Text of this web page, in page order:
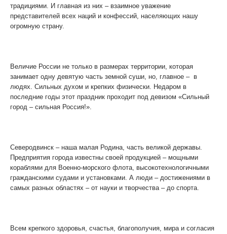
традициями. И главная из них – взаимное уважение
представителей всех наций и конфессий, населяющих нашу
огромную страну.
Величие России не только в размерах территории, которая
занимает одну девятую часть земной суши, но, главное – в
людях. Сильных духом и крепких физически. Недаром в
последние годы этот праздник проходит под девизом «Сильный
город – сильная Россия!».
Северодвинск – наша малая Родина, часть великой державы.
Предприятия города известны своей продукцией – мощными
кораблями для Военно-морского флота, высокотехнологичными
гражданскими судами и установками. А люди – достижениями в
самых разных областях – от науки и творчества – до спорта.
Всем крепкого здоровья, счастья, благополучия, мира и согласия